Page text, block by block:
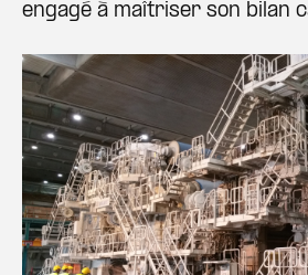
engagé à maîtriser son bilan